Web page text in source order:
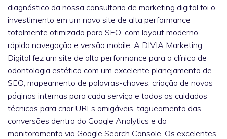
diagnóstico da nossa consultoria de marketing digital foi o
investimento em um novo site de alta performance
totalmente otimizado para SEO, com layout moderno,
rápida navegação e versão mobile. A DIVIA Marketing
Digital fez um site de alta performance para a clínica de
odontologia estética com um excelente planejamento de
SEO, mapeamento de palavras-chaves, criação de novas
páginas internas para cada serviço e todos os cuidados
técnicos para criar URLs amigáveis, tagueamento das
conversões dentro do Google Analytics e do
monitoramento via Google Search Console. Os excelentes